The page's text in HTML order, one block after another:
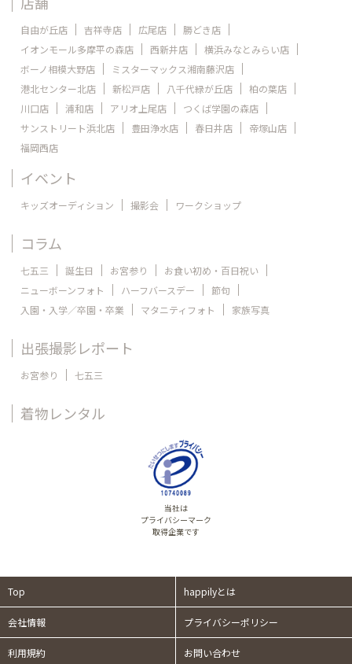
自由が丘店 吉祥寺店 広尾店
勝どき店
イオンモール多摩平の森店
西新井店
横浜みなとみらい店
ボーノ相模大野店
ミスターマックス湘南藤沢店
港北センター北店
新松戸店 八千代緑が丘店
柏の葉店
川口店
浦和店 アリオ上尾店
つくば学園の森店
サンストリート浜北店
豊田浄水店 春日井店
帝塚山店
福岡西店
イベント
キッズオーディション 撮影会 ワークショップ
コラム
七五三 誕生日 お宮参り
お食い初め・百日祝い
ニューボーンフォト
ハーフバースデー
節句
入園・入学／卒園・卒業
マタニティフォト 家族写真
出張撮影レポート
お宮参り 七五三
着物レンタル
当社は
プライバシーマーク
取得企業です
Top happilyとは
会社情報 プライバシーポリシー
利用規約 お問い合わせ